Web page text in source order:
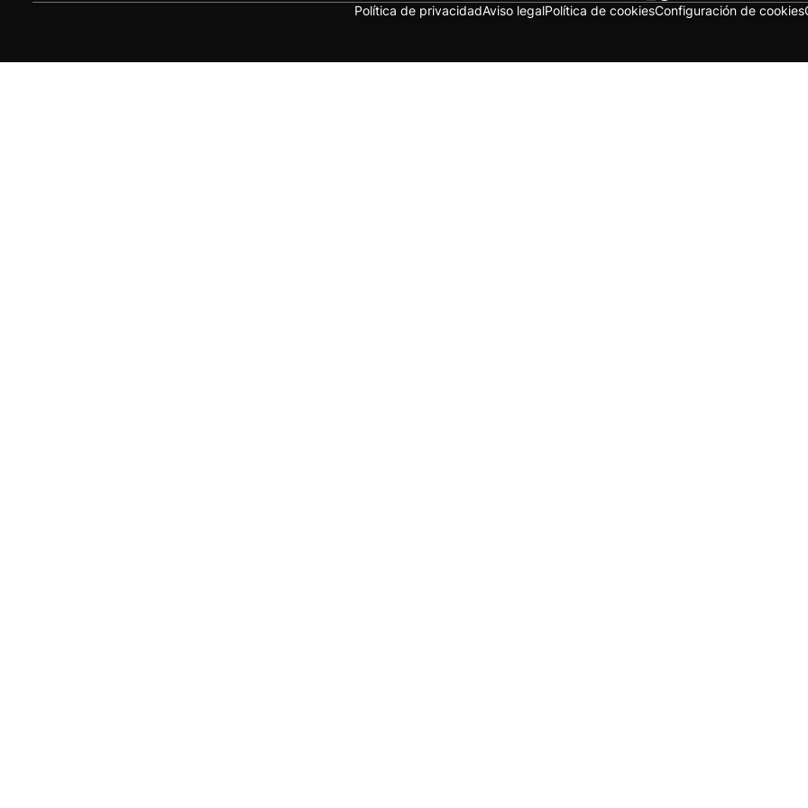
Política de privacidadAviso legalPolítica de cookiesConfiguración de cookies